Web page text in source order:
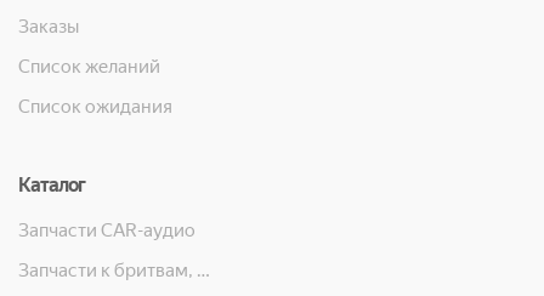
Заказы
Список желаний
Список ожидания
Каталог
Запчасти CAR-аудио
Запчасти к бритвам, машинкам для стрижки, фенам, эпиляторам, зубным щёткам